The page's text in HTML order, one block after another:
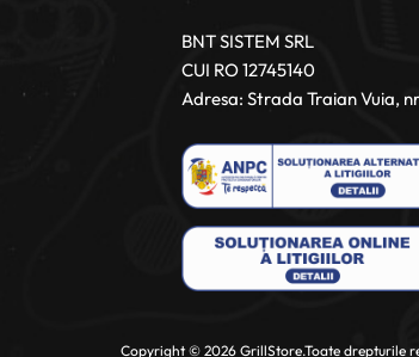
BNT SISTEM SRL
CUI RO 12745140
Adresa: Strada Traian Vuia,
Copyright © 2026 GrillStore.Toate drepturile